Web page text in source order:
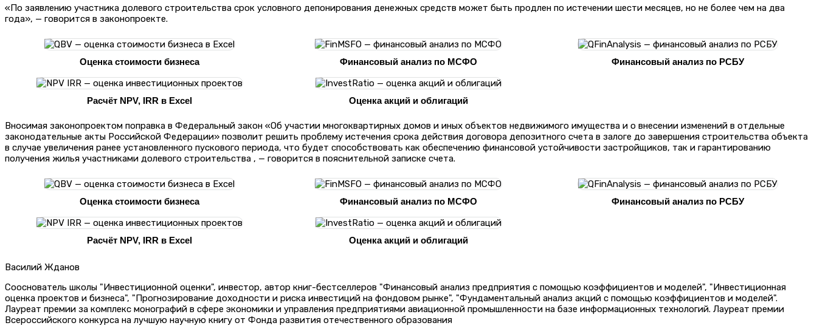
«По заявлению участника долевого строительства срок условного депонирования денежных средств может быть продлен по истечении шести месяцев, но не более чем на два
года», — говорится в законопроекте.
Оценка стоимости бизнеса Финансовый анализ по МСФО Финансовый анализ по РСБУ
Расчёт NPV, IRR в Excel Оценка акций и облигаций
Вносимая законопроектом поправка в Федеральный закон «Об участии многоквартирных домов и иных объектов недвижимого имущества и о внесении изменений в отдельные
законодательные акты Российской Федерации» позволит решить проблему истечения срока действия договора депозитного счета в залоге до завершения строительства объекта
в случае увеличения ранее установленного пускового периода, что будет способствовать как обеспечению финансовой устойчивости застройщиков, так и гарантированию
получения жилья участниками долевого строительства , — говорится в пояснительной записке счета.
Оценка стоимости бизнеса Финансовый анализ по МСФО Финансовый анализ по РСБУ
Расчёт NPV, IRR в Excel Оценка акций и облигаций
Василий Жданов
Сооснователь школы "Инвестиционной оценки", инвестор, автор книг-бестселлеров "Финансовый анализ предприятия с помощью коэффициентов и моделей", "Инвестиционная
оценка проектов и бизнеса", "Прогнозирование доходности и риска инвестиций на фондовом рынке", "Фундаментальный анализ акций с помощью коэффициентов и моделей".
Лауреат премии за комплекс монографий в сфере экономики и управления предприятиями авиационной промышленности на базе информационных технологий. Лауреат премии
Всероссийского конкурса на лучшую научную книгу от Фонда развития отечественного образования